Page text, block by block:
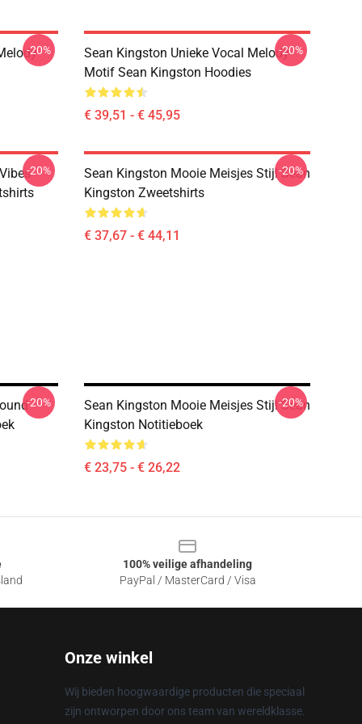
-20%
Sean Kingston Unieke Vocal Melody
Motif Sean Kingston Hoodies
€ 39,51 - € 45,95
-20%
-20%
Sean Kingston Mooie Meisjes Stijl Sean
Kingston Zweetshirts
€ 37,67 - € 44,11
-20%
-20%
Sean Kingston Mooie Meisjes Stijl Sean
Kingston Notitieboek
€ 23,75 - € 26,22
-20%
100% veilige afhandeling
PayPal / MasterCard / Visa
Onze winkel
Wij bieden hoogwaardige producten die speciaal
zijn ontworpen door ons team van wereldklasse.